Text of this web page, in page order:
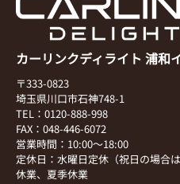
カーリンクディライト 浦和
〒333-0823
埼玉県川口市石神748-1
TEL：0120-888-998
FAX：048-446-6072
営業時間：10:00～18:00
定休日：水曜日定休（祝日の場合
休業、夏季休業